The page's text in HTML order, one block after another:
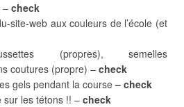
– check
site-web aux couleurs de l’école (et
(propres), semelles
coutures (propre) – check
gels pendant la course– check
les tétons !! – check